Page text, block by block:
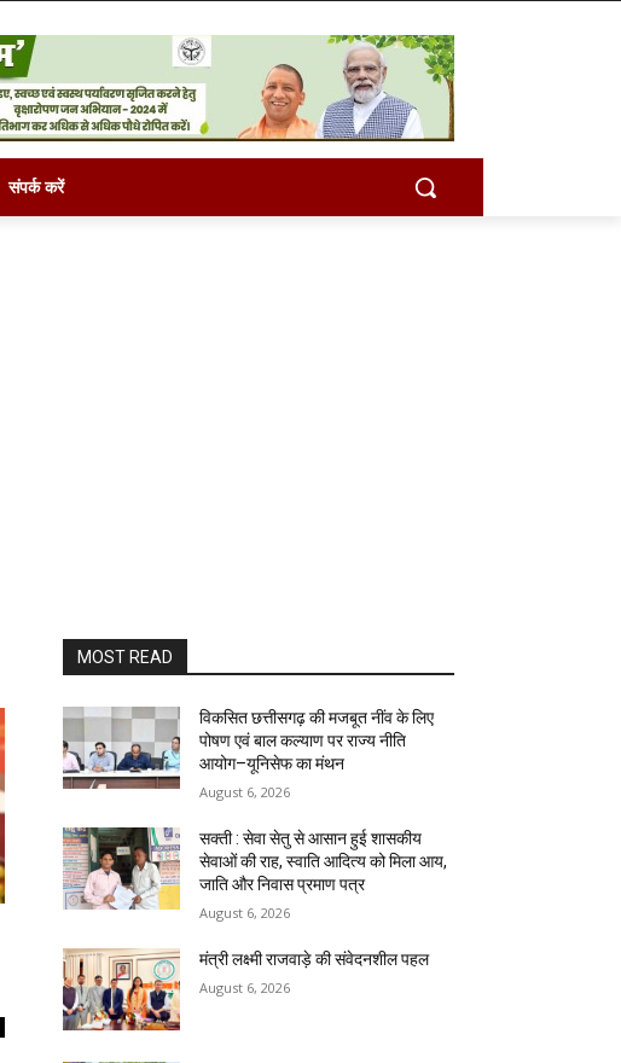
संपर्क करें
MOST READ
विकसित छत्तीसगढ़ की मजबूत नींव के लिए
पोषण एवं बाल कल्याण पर राज्य नीति
आयोग–यूनिसेफ का मंथन
August 6, 2026
सक्ती : सेवा सेतु से आसान हुई शासकीय
सेवाओं की राह, स्वाति आदित्य को मिला आय,
जाति और निवास प्रमाण पत्र
August 6, 2026
मंत्री लक्ष्मी राजवाड़े की संवेदनशील पहल
August 6, 2026